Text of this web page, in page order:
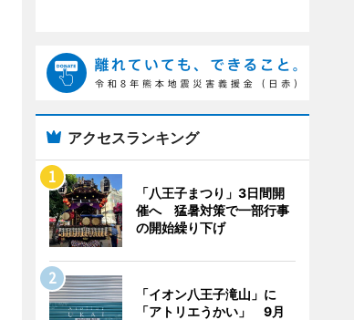
アクセスランキング
「八王子まつり」3日間開
催へ 猛暑対策で一部行事
の開始繰り下げ
「イオン八王子滝山」に
「アトリエうかい」 9月